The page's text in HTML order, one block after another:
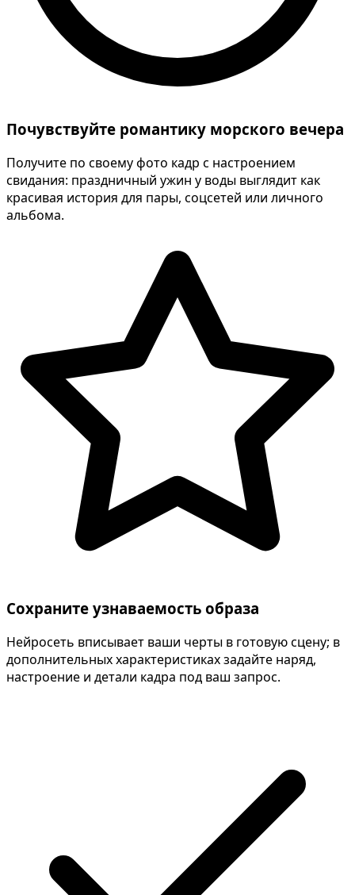
Почувствуйте романтику морского вечера
Получите по своему фото кадр с настроением
свидания: праздничный ужин у воды выглядит как
красивая история для пары, соцсетей или личного
альбома.
Сохраните узнаваемость образа
Нейросеть вписывает ваши черты в готовую сцену; в
дополнительных характеристиках задайте наряд,
настроение и детали кадра под ваш запрос.